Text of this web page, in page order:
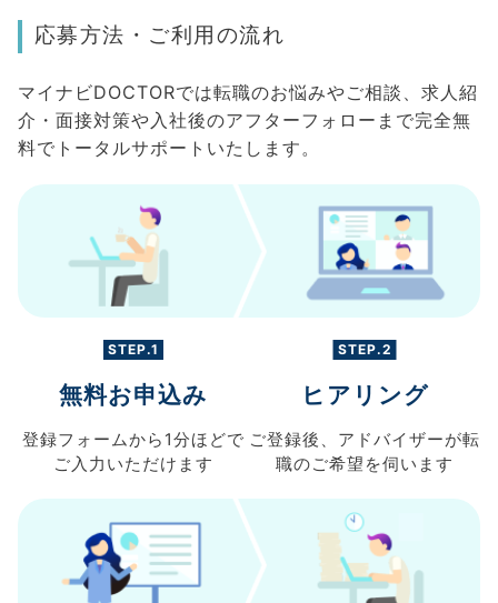
応募方法・ご利用の流れ
マイナビDOCTORでは転職のお悩みやご相談、求人紹
介・面接対策や入社後のアフターフォローまで完全無
料でトータルサポートいたします。
STEP.1
無料お申込み
登録フォームから 1分ほどで
ご入力 いただけます
STEP.2
ヒアリング
ご登録後、 アドバイザーが転
職のご希望を伺います